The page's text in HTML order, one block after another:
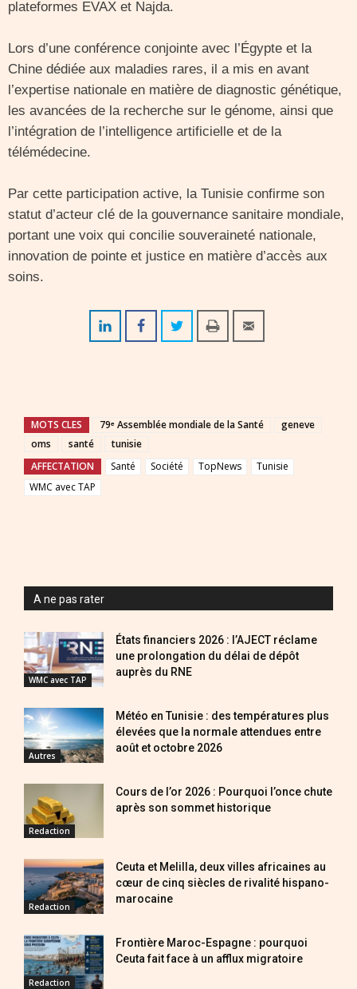
plateformes EVAX et Najda.
Lors d’une conférence conjointe avec l’Égypte et la
Chine dédiée aux maladies rares, il a mis en avant
l’expertise nationale en matière de diagnostic génétique,
les avancées de la recherche sur le génome, ainsi que
l’intégration de l’intelligence artificielle et de la
télémédecine.
Par cette participation active, la Tunisie confirme son
statut d’acteur clé de la gouvernance sanitaire mondiale,
portant une voix qui concilie souveraineté nationale,
innovation de pointe et justice en matière d’accès aux
soins.
MOTS CLES 79ᵉ Assemblée mondiale de la Santé
geneve
oms
santé
tunisie
AFFECTATION
Santé Société TopNews
Tunisie
WMC avec TAP
A ne pas rater
WMC avec TAP
États financiers 2026 : l’AJECT réclame
une prolongation du délai de dépôt
auprès du RNE
Autres
Météo en Tunisie : des températures plus
élevées que la normale attendues entre
août et octobre 2026
Redaction
Cours de l’or 2026 : Pourquoi l’once chute
après son sommet historique
Redaction
Ceuta et Melilla, deux villes africaines au
cœur de cinq siècles de rivalité hispano-
marocaine
Redaction
Frontière Maroc-Espagne : pourquoi
Ceuta fait face à un afflux migratoire